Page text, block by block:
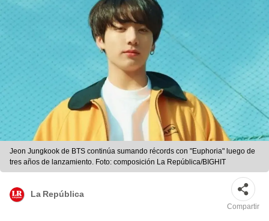
Jeon Jungkook de BTS continúa sumando récords con "Euphoria" luego de
tres años de lanzamiento. Foto: composición La República/BIGHIT
La República
Compartir